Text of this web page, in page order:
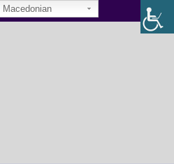
Macedonian